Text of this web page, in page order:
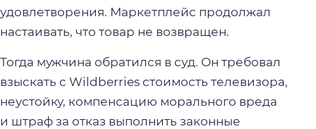
удовлетворения. Маркетплейс продолжал
настаивать, что товар не возвращен.
Тогда мужчина обратился в суд. Он требовал
взыскать с Wildberries стоимость телевизора,
неустойку, компенсацию морального вреда
и штраф за отказ выполнить законные